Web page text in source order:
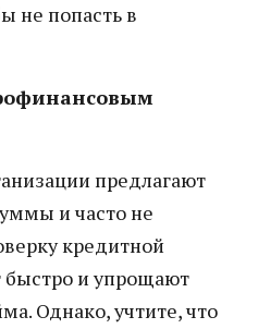
не попасть в
предлагают
и часто не
кредитной
быстро и упрощают
Однако, учтите, что